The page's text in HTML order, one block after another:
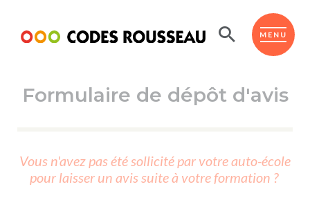
MENU
ESPACE ÉLÈVE
Code de la route
Passer l'ASSR
Réviser le code
Formulaire de dépôt d'avis
Vous n'avez pas été sollicité par votre auto-école
pour laisser un avis suite à votre formation ?